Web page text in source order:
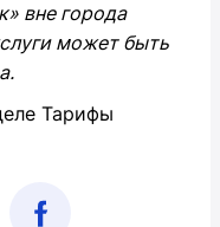
вне города
может быть
Тарифы